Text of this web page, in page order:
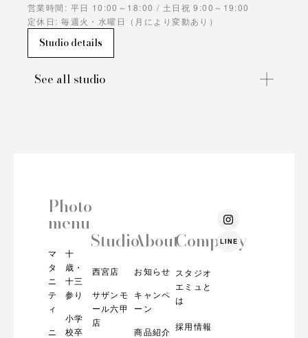
営業時間: 平日 10:00～18:00 / 土日祝 9:00～19:00
定休日: 毎週火・水曜日（月により変動あり）
Studio details
See all studio
Photo
menu
マ
タ
ニ
テ
ィ
ニ
十
歳・
十三
参り
小学
校卒
Studio
西宮店
サザンモ
ール六甲
店
About
お知らせ
キャンペ
ーン
商品紹介
Company
スタジオ
エミュと
は
採用情報
I
n
t
LINE